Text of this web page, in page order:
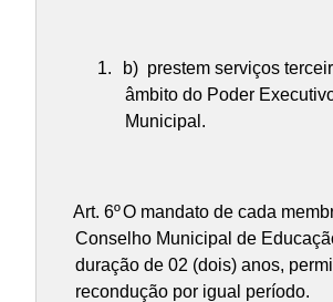
b) prestem serviços
âmbito do Poder
Municipal.
Art. 6ºO mandato de cada
Conselho Municipal de
duração de 02 (dois) anos,
recondução por igual período.